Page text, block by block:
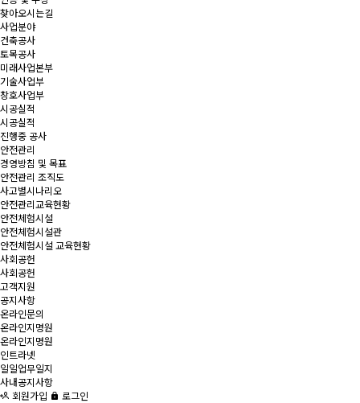
찾아오시는길
사업분야
건축공사
토목공사
미래사업본부
기술사업부
창호사업부
시공실적
시공실적
진행중 공사
안전관리
경영방침 및 목표
안전관리 조직도
사고별시나리오
안전관리교육현황
안전체험시설
안전체험시설관
안전체험시설 교육현황
사회공헌
사회공헌
고객지원
공지사항
온라인문의
온라인지명원
온라인지명원
인트라넷
일일업무일지
사내공지사항
회원가입
로그인